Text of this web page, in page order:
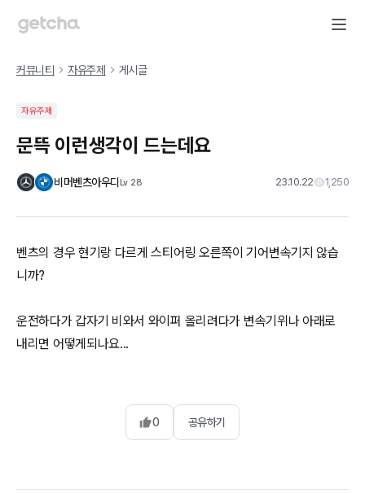
커뮤니티 자유주제 게시글
자유주제
문뜩 이런생각이 드는데요
비머벤츠아우디 Lv 28 23.10.22 1,250
벤츠의 경우 현기랑 다르게 스티어링 오른쪽이 기어변속기지 않습
니까?
운전하다가 갑자기 비와서 와이퍼 올리려다가 변속기위나 아래로
내리면 어떻게되나요...
0 공유하기